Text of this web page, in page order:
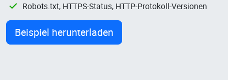
Robots.txt, HTTPS-Status, HTTP-Protokoll-Versionen
Beispiel herunterladen